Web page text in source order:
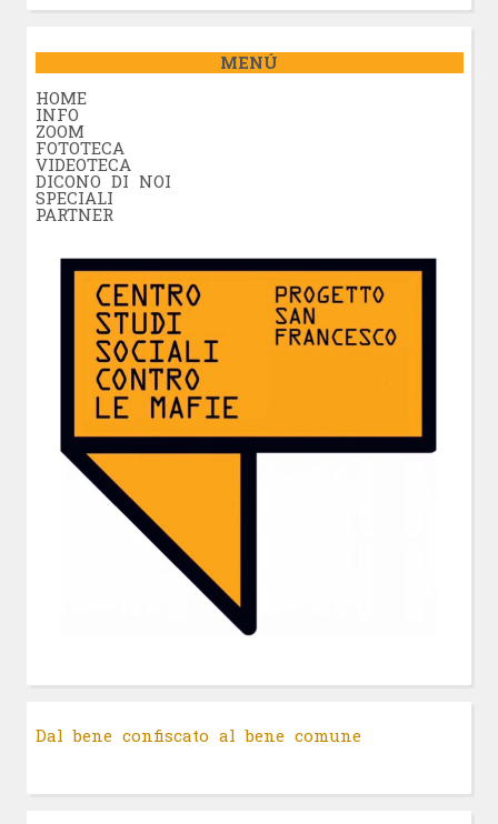
MENÚ
HOME
INFO
ZOOM
FOTOTECA
VIDEOTECA
DICONO DI NOI
SPECIALI
PARTNER
Dal bene confiscato al bene comune